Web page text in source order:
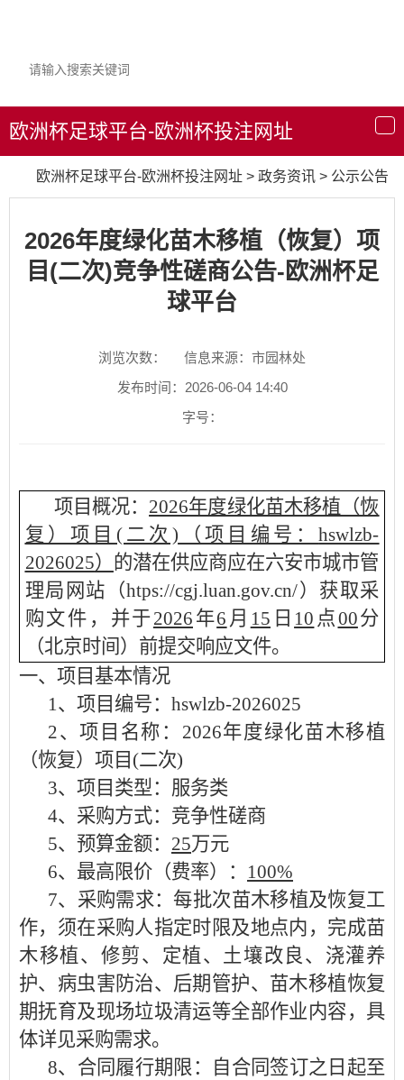
导
航
欧洲杯足球平台-欧洲杯投注网址
欧洲杯足球平台-欧洲杯投注网址 > 政务资讯 > 公示公告
2026年度绿化苗木移植（恢复）项
目(二次)竞争性磋商公告-欧洲杯足
球平台
浏览次数：
信息来源：市园林处
发布时间：2026-06-04 14:40
字号：
项目概况： 2026年度绿化苗木移植（恢
复）项目(二次) （项目编号：hswlzb-
2026025） 的潜在供应商应在六安市城市管
理局网站（htps://cgj.luan.gov.cn/）获取采
购文件，并于2026 年6 月 15 日 10 点00分
（北京时间）前提交响应文件。
一、项目基本情况
1、项目编号： hswlzb-2026025
2、项目名称： 2026年度绿化苗木移植
（恢复）项目(二次)
3、项目类型：服务类
4、采购方式：竞争性磋商
5、预算金额： 25万元
6、最高限价 （费率） ： 100%
7、采购需求： 每批次苗木移植及恢复工
作，须在采购人指定时限及地点内，完成苗
木移植、修剪、定植、土壤改良、浇灌养
护、病虫害防治、后期管护、苗木移植恢复
期抚育及现场垃圾清运等全部作业内容， 具
体详见采购需求。
8、合同履行期限：
自合同签订之日起至